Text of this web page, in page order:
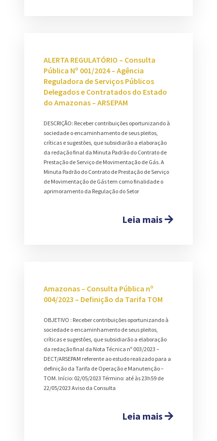
ALERTA REGULATÓRIO – Consulta
Pública Nº 001/2024 – Agência
Reguladora de Serviços Públicos
Delegados e Contratados do Estado
do Amazonas – ARSEPAM
DESCRIÇÃO: Receber contribuições oportunizando à
sociedade o encaminhamento de seus pleitos,
críticas e sugestões, que subsidiarão a elaboração
da redação final da Minuta Padrão do Contrato de
Prestação de Serviço de Movimentação de Gás. A
Minuta Padrão do Contrato de Prestação de Serviço
de Movimentação de Gás tem como finalidade o
aprimoramento da Regulação do Setor
Leia mais
Amazonas – Consulta Pública nº
004/2023 – Definição da Tarifa TOM
OBJETIVO : Receber contribuições oportunizando à
sociedade o encaminhamento de seus pleitos,
críticas e sugestões, que subsidiarão a elaboração
da redação final da Nota Técnica nº 003/2023 –
DECT/ARSEPAM referente ao estudo realizado para a
definição da Tarifa de Operação e Manutenção –
TOM. Início: 02/05/2023 Término: até às 23h59 de
22/05/2023 Aviso da Consulta
Leia mais